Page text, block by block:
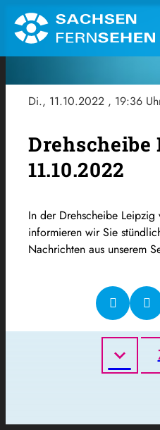
Di., 11.10.2022 , 19:36
Drehscheibe
11.10.2022
In der Drehscheibe
informieren wir Sie
Nachrichten aus unserem